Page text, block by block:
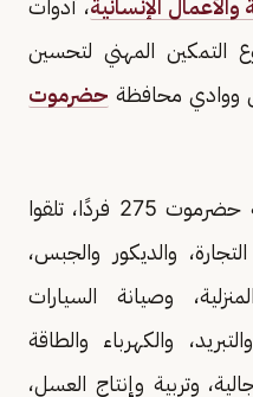
الإنسانية، أدوات
التمكين المهني لتحسين
ووادي محافظة حضرموت
واستهدف المشروع في محافظة حضرموت 275 فردًا، تلقوا
والديكور والجبس،
وصيانة السيارات
والكهرباء والطاقة
وتربية وإنتاج العسل،